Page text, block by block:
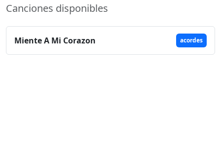
Canciones disponibles
Miente A Mi Corazon acordes